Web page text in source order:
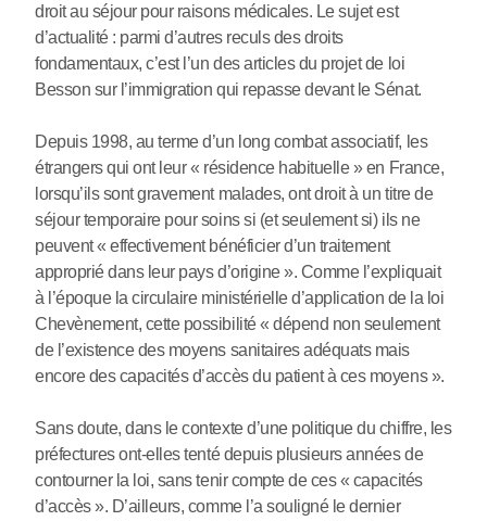
droit au séjour pour raisons médicales. Le sujet est
d’actualité : parmi d’autres reculs des droits
fondamentaux, c’est l’un des articles du projet de loi
Besson sur l’immigration qui repasse devant le Sénat.
Depuis 1998, au terme d’un long combat associatif, les
étrangers qui ont leur « résidence habituelle » en France,
lorsqu’ils sont gravement malades, ont droit à un titre de
séjour temporaire pour soins si (et seulement si) ils ne
peuvent « effectivement bénéficier d’un traitement
approprié dans leur pays d’origine ». Comme l’expliquait
à l’époque la circulaire ministérielle d’application de la loi
Chevènement, cette possibilité « dépend non seulement
de l’existence des moyens sanitaires adéquats mais
encore des capacités d’accès du patient à ces moyens ».
Sans doute, dans le contexte d’une politique du chiffre, les
préfectures ont-elles tenté depuis plusieurs années de
contourner la loi, sans tenir compte de ces « capacités
d’accès ». D’ailleurs, comme l’a souligné le dernier